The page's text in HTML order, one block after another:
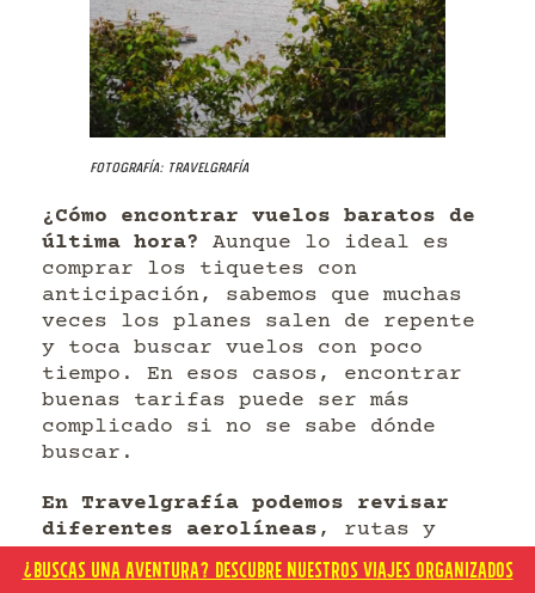
Fotografía: Travelgrafía
¿Cómo encontrar vuelos baratos de
última hora? Aunque lo ideal es
comprar los tiquetes con
anticipación, sabemos que muchas
veces los planes salen de repente
y toca buscar vuelos con poco
tiempo. En esos casos, encontrar
buenas tarifas puede ser más
complicado si no se sabe dónde
buscar.
En Travelgrafía podemos revisar
diferentes aerolíneas , rutas y
encontrar las mejores opciones
¿BUSCAS UNA AVENTURA? DESCUBRE NUESTROS VIAJES ORGANIZADOS